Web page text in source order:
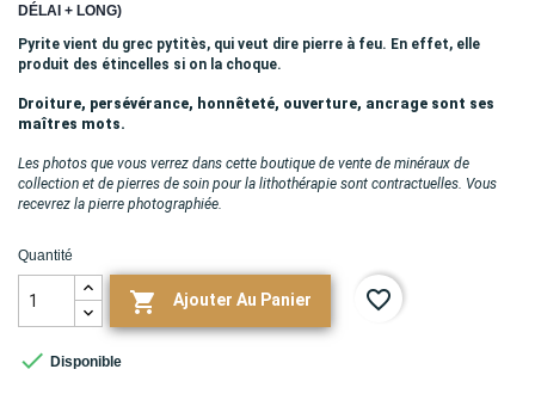
DÉLAI + LONG)
Pyrite vient du grec pytitès, qui veut dire pierre à feu. En effet, elle
produit des étincelles si on la choque.
Droiture, persévérance, honnêteté, ouverture, ancrage sont ses
maîtres mots.
Les photos que vous verrez dans cette boutique de vente de minéraux de
collection et de pierres de soin pour la lithothérapie sont contractuelles. Vous
recevrez la pierre photographiée.
Quantité
 Ajouter Au Panier favorite_border
 Disponible